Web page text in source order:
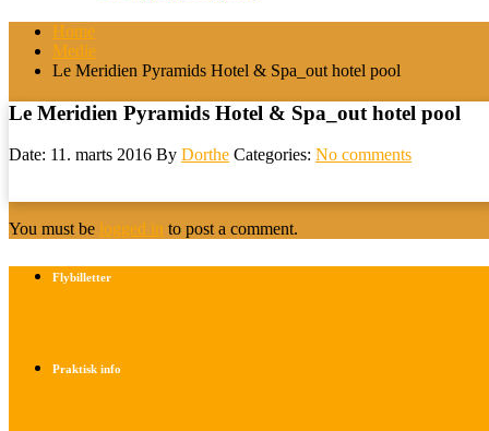
Home
Medie
Le Meridien Pyramids Hotel & Spa_out hotel pool
Le Meridien Pyramids Hotel & Spa_out hotel pool
Date: 11. marts 2016 By Dorthe Categories: No comments
You must be logged in to post a comment.
Flybilletter
Praktisk info